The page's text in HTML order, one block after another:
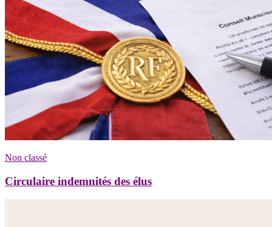
Non classé
Circulaire indemnités des élus